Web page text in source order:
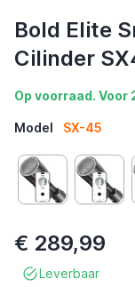
Bold Elite
Cilinder
Op voorraad.
Model SX-45
€ 289,99
Leverbaar